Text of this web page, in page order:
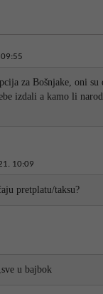
za Bošnjake, oni su
izdali a kamo li
10:09
pretplatu/taksu?
u bajbok